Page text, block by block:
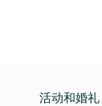
活动和婚礼